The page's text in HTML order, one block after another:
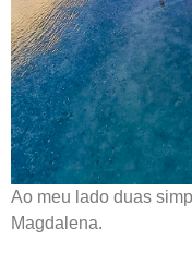
Ao meu lado duas
Magdalena.